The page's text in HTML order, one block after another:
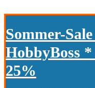
Sommer-
HobbyBoss
25%